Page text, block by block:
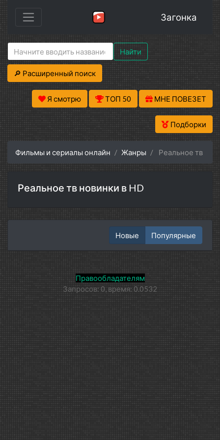
Загонка
Найти
🔎 Расширенный поиск
Я смотрю ТОП 50 МНЕ ПОВЕЗЕТ
Подборки
Фильмы и сериалы онлайн Жанры Реальное тв
Реальное тв новинки в HD
Новые Популярные
Правообладателям
Запросов: 0, время: 0.0532